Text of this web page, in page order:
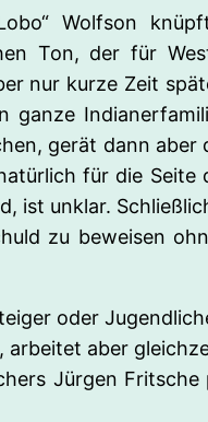
Wolfson
Ton, der für
nur kurze Zeit
ganze
gerät dann aber
für die Seite
ist unklar.
zu beweisen
oder
arbeitet aber
Jürgen